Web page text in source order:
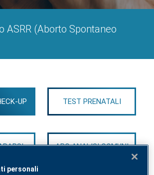
ASRR (Aborto Spontaneo
UP TEST PRENATALI
ABC ANALISI COMUNI
personali